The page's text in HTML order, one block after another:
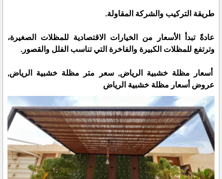
طريقة التركيب والشركة المقاولة.
عادةً تبدأ الأسعار من الخيارات الاقتصادية للمظلات الصغيرة،
وترتفع للمظلات الكبيرة والفاخرة التي تناسب الفلل والقصور.
أسعار مظلة خشبية الرياض, سعر متر مظلة خشبية الرياض,
عروض أسعار مظلة خشبية الرياض